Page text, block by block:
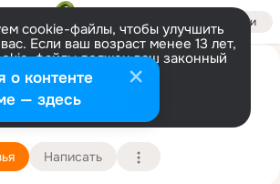
Войти
cookie-файлы, чтобы улучшить
Если ваш возраст менее 13 лет,
файлы должен ваш законный
Больше информации
Настроить
Ефимова
3 июля (43 года)
"Новоскул"
Подробнее
Написать
контенте
— здесь